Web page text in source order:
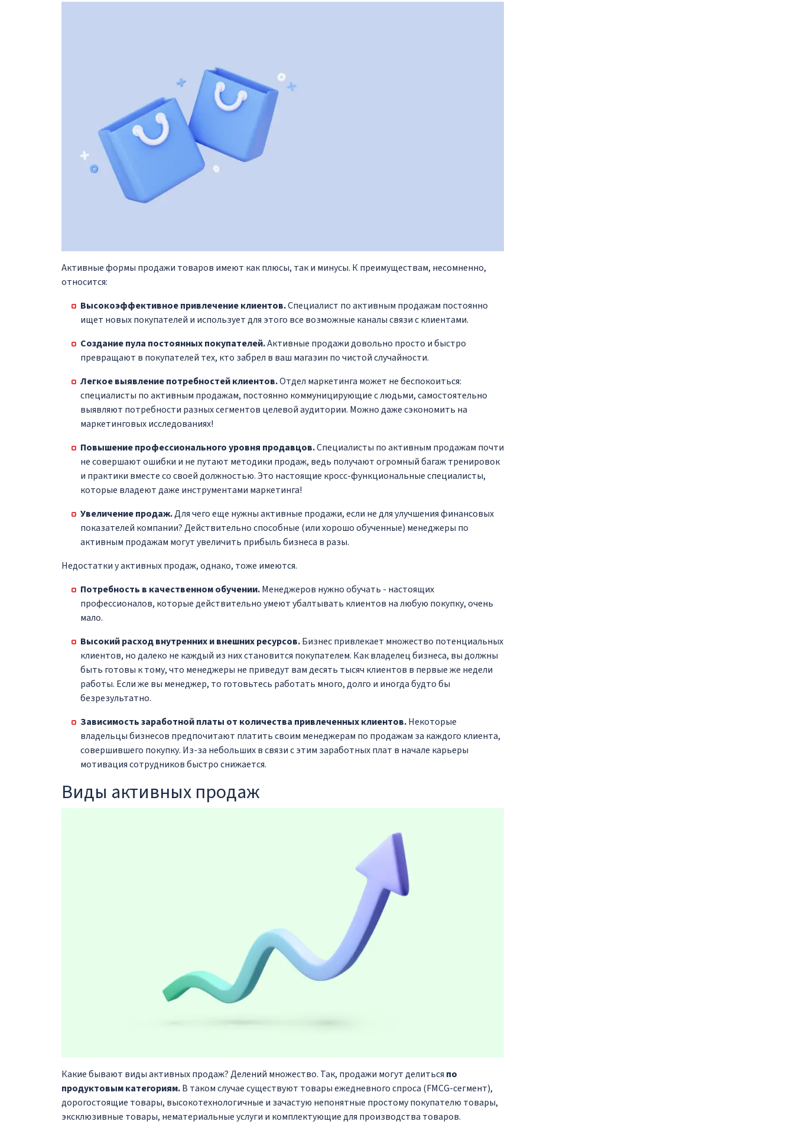
Активные формы продажи товаров имеют как плюсы, так и минусы. К преимуществам, несомненно,
относится:
Высокоэффективное привлечение клиентов.Специалист по активным продажам постоянно
ищет новых покупателей и использует для этого все возможные каналы связи с клиентами.
Создание пула постоянных покупателей.Активные продажи довольно просто и быстро
превращают в покупателей тех, кто забрел в ваш магазин по чистой случайности.
Легкое выявление потребностей клиентов.Отдел маркетинга может не беспокоиться:
специалисты по активным продажам, постоянно коммуницирующие с людьми, самостоятельно
выявляют потребности разных сегментов целевой аудитории. Можно даже сэкономить на
маркетинговых исследованиях!
Повышение профессионального уровня продавцов.Специалисты по активным продажам почти
не совершают ошибки и не путают методики продаж, ведь получают огромный багаж тренировок
и практики вместе со своей должностью. Это настоящие кросс-функциональные специалисты,
которые владеют даже инструментами маркетинга!
Увеличение продаж.Для чего еще нужны активные продажи, если не для улучшения финансовых
показателей компании? Действительно способные (или хорошо обученные) менеджеры по
активным продажам могут увеличить прибыль бизнеса в разы.
Недостатки у активных продаж, однако, тоже имеются.
Потребность в качественном обучении.Менеджеров нужно обучать - настоящих
профессионалов, которые действительно умеют убалтывать клиентов на любую покупку, очень
мало.
Высокий расход внутренних и внешних ресурсов.Бизнес привлекает множество потенциальных
клиентов, но далеко не каждый из них становится покупателем. Как владелец бизнеса, вы должны
быть готовы к тому, что менеджеры не приведут вам десять тысяч клиентов в первые же недели
работы. Если же вы менеджер, то готовьтесь работать много, долго и иногда будто бы
безрезультатно.
Зависимость заработной платы от количества привлеченных клиентов.Некоторые
владельцы бизнесов предпочитают платить своим менеджерам по продажам за каждого клиента,
совершившего покупку. Из-за небольших в связи с этим заработных плат в начале карьеры
мотивация сотрудников быстро снижается.
Виды активных продаж
Какие бывают виды активных продаж? Делений множество. Так, продажи могут делиться по
продуктовым категориям.В таком случае существуют товары ежедневного спроса (FMCG-сегмент),
дорогостоящие товары, высокотехнологичные и зачастую непонятные простому покупателю товары,
эксклюзивные товары, нематериальные услуги и комплектующие для производства товаров.